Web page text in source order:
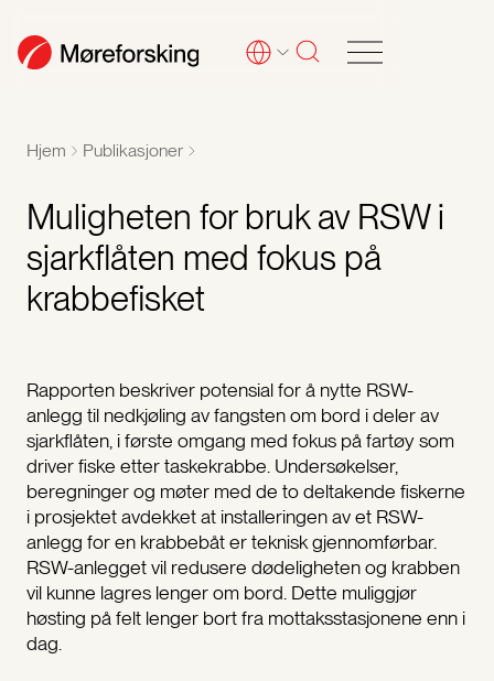
Hjem Publikasjoner
Muligheten for bruk av RSW i
sjarkflåten med fokus på
krabbefisket
Rapporten beskriver potensial for å nytte RSW-
anlegg til nedkjøling av fangsten om bord i deler av
sjarkflåten, i første omgang med fokus på fartøy som
driver fiske etter taskekrabbe. Undersøkelser,
beregninger og møter med de to deltakende fiskerne
i prosjektet avdekket at installeringen av et RSW-
anlegg for en krabbebåt er teknisk gjennomførbar.
RSW-anlegget vil redusere dødeligheten og krabben
vil kunne lagres lenger om bord. Dette muliggjør
høsting på felt lenger bort fra mottaksstasjonene enn i
dag.